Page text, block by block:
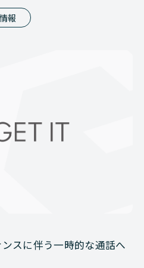
報
スに伴う一時的な通話へ